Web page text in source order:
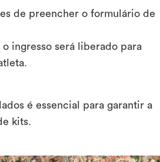
de preencher o formulário de
ingresso será liberado para
é essencial para garantir a
kits.